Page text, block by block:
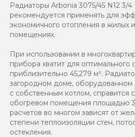
Радиаторы Arbonia 3075/45 N12 3/4
рекомендуется применять для
экономичного отопления в жилых
помещениях.
При использовании в
прибора хватит для оптимального
приблизительно 45,279 м².
загородном доме, оборудованном
с собственным котлом, справится
обогревом помещения площадью
расчетов во многом зависят от
степени теплоизоляции стен,
остекления.